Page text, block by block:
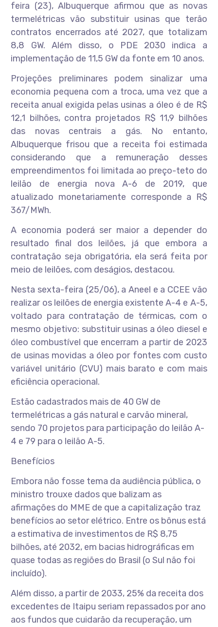
feira (23), Albuquerque afirmou que as novas
termelétricas vão substituir usinas que terão
contratos encerrados até 2027, que totalizam
8,8 GW. Além disso, o PDE 2030 indica a
implementação de 11,5 GW da fonte em 10 anos.
Projeções preliminares podem sinalizar uma
economia pequena com a troca, uma vez que a
receita anual exigida pelas usinas a óleo é de R$
12,1 bilhões, contra projetados R$ 11,9 bilhões
das novas centrais a gás. No entanto,
Albuquerque frisou que a receita foi estimada
considerando que a remuneração desses
empreendimentos foi limitada ao preço-teto do
leilão de energia nova A-6 de 2019, que
atualizado monetariamente corresponde a R$
367/MWh.
A economia poderá ser maior a depender do
resultado final dos leilões, já que embora a
contratação seja obrigatória, ela será feita por
meio de leilões, com deságios, destacou.
Nesta sexta-feira (25/06), a Aneel e a CCEE vão
realizar os leilões de energia existente A-4 e A-5,
voltado para contratação de térmicas, com o
mesmo objetivo: substituir usinas a óleo diesel e
óleo combustível que encerram a partir de 2023
de usinas movidas a óleo por fontes com custo
variável unitário (CVU) mais barato e com mais
eficiência operacional.
Estão cadastrados mais de 40 GW de
termelétricas a gás natural e carvão mineral,
sendo 70 projetos para participação do leilão A-
4 e 79 para o leilão A-5.
Benefícios
Embora não fosse tema da audiência pública, o
ministro trouxe dados que balizam as
afirmações do MME de que a capitalização traz
benefícios ao setor elétrico. Entre os bônus está
a estimativa de investimentos de R$ 8,75
bilhões, até 2032, em bacias hidrográficas em
quase todas as regiões do Brasil (o Sul não foi
incluído).
Além disso, a partir de 2033, 25% da receita dos
excedentes de Itaipu seriam repassados por ano
aos fundos que cuidarão da recuperação, um